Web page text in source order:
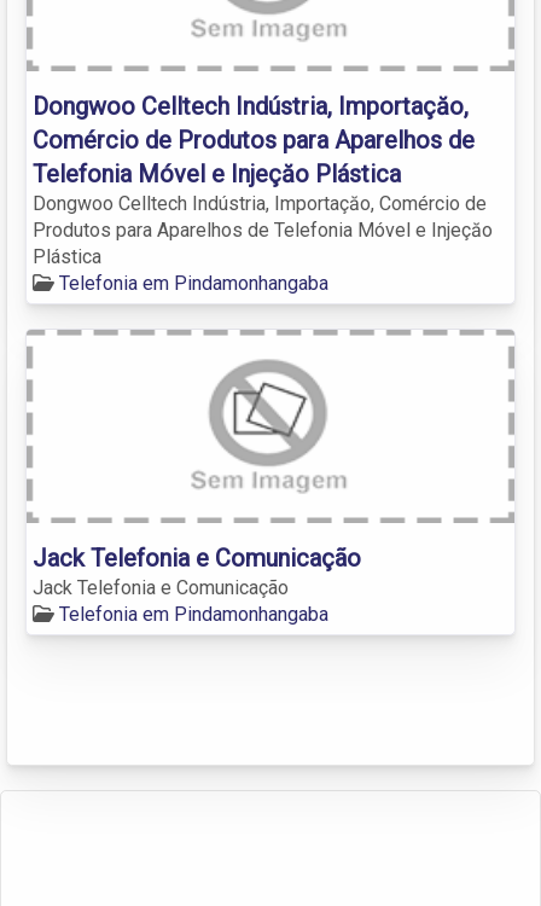
Dongwoo Celltech Indústria, Importaçăo,
Comércio de Produtos para Aparelhos de
Telefonia Móvel e Injeçăo Plástica
Dongwoo Celltech Indústria, Importaçăo, Comércio de
Produtos para Aparelhos de Telefonia Móvel e Injeçăo
Plástica
Telefonia em Pindamonhangaba
Jack Telefonia e Comunicação
Jack Telefonia e Comunicação
Telefonia em Pindamonhangaba